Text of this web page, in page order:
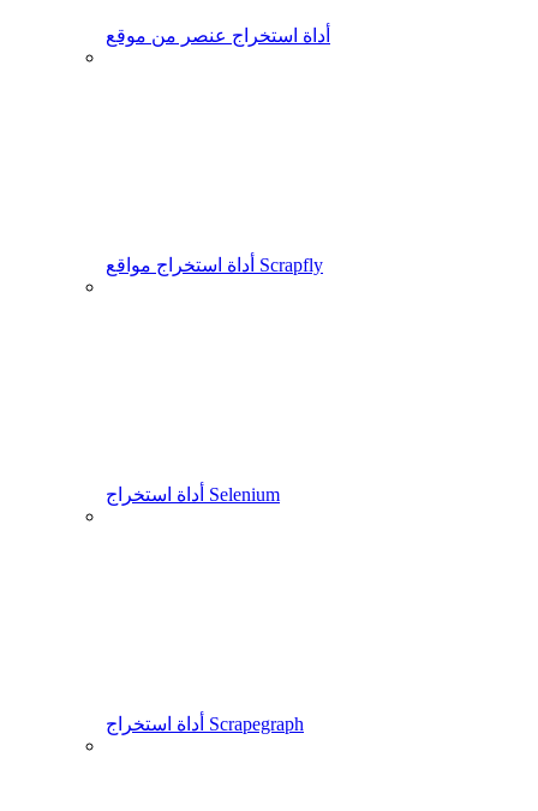
أداة استخراج عنصر من موقع
أداة استخراج مواقع Scrapfly
أداة استخراج Selenium
أداة استخراج Scrapegraph